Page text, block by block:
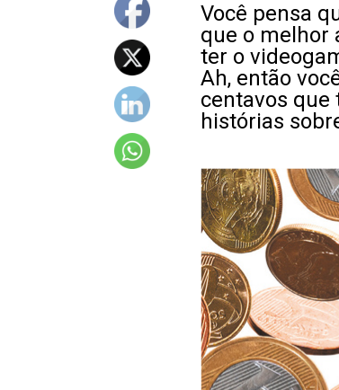
Você pensa
que o melhor
ter o
Ah, então
centavos que
histórias